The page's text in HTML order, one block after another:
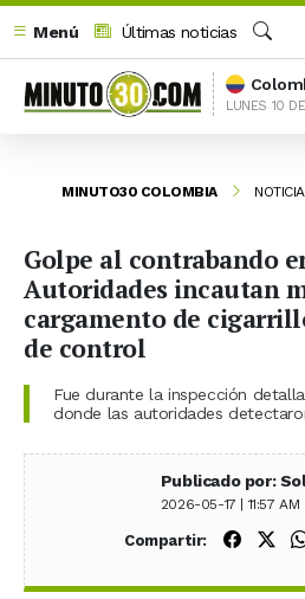
Menú
Últimas noticias
Buscar
LUNES 10
MINUTO30 COLOMBIA
Golpe al contrabando
Autoridades incautan
cargamento de
de control
Fue durante la inspección
donde las autoridades
Publicado por:
2026-05-17 | 11:57 AM
Compartir: